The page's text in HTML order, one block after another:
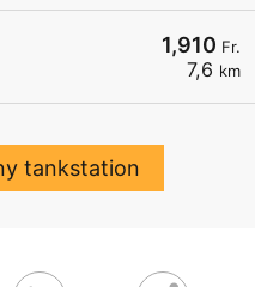
1,910 Fr.
7,6 km
tankstation